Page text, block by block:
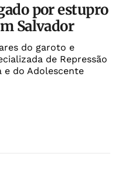
por estupro
Salvador
do garoto e
de Repressão
e do Adolescente